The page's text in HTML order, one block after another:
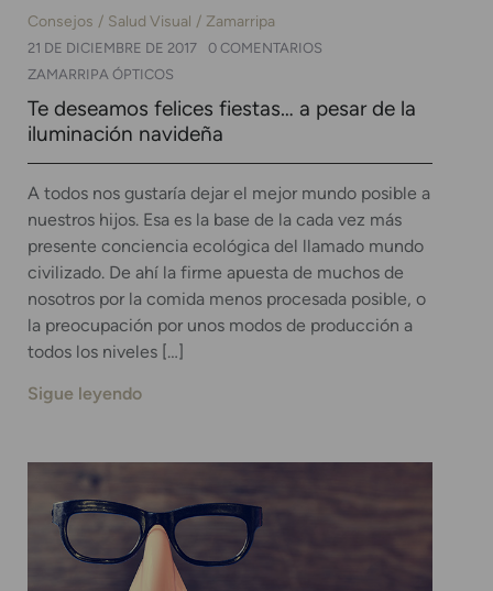
Consejos Salud Visual Zamarripa
21 DE DICIEMBRE DE 2017
0 COMENTARIOS
ZAMARRIPA ÓPTICOS
Te deseamos felices fiestas… a pesar de la
iluminación navideña
A todos nos gustaría dejar el mejor mundo posible a
nuestros hijos. Esa es la base de la cada vez más
presente conciencia ecológica del llamado mundo
civilizado. De ahí la firme apuesta de muchos de
nosotros por la comida menos procesada posible, o
la preocupación por unos modos de producción a
todos los niveles […]
Sigue leyendo